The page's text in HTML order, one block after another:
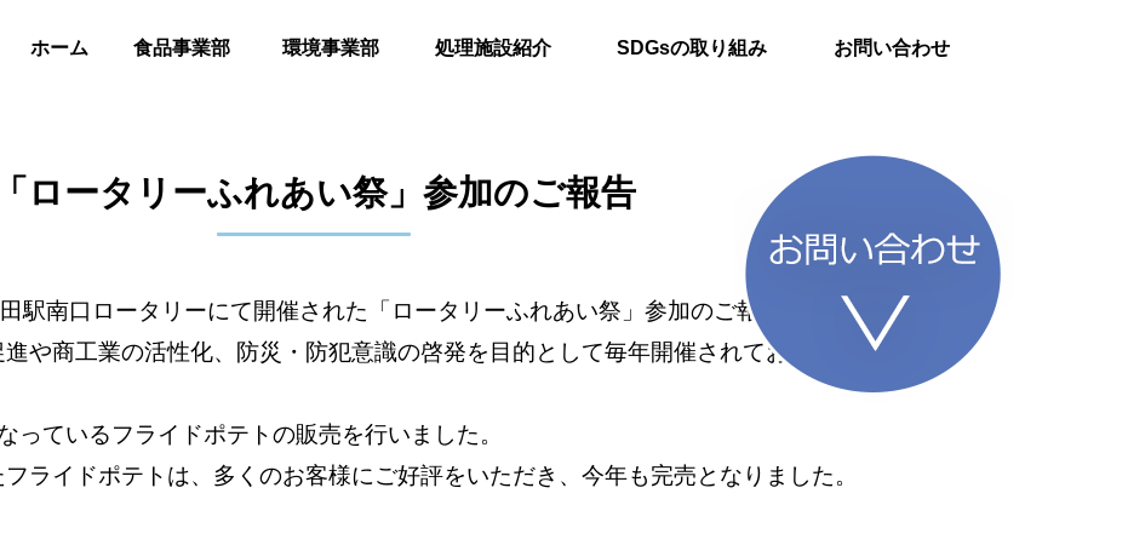
ホーム 食品事業部 環境事業部 処理施設紹介 SDGsの取り組み お問い合わせ
「ロータリーふれあい祭」参加のご報告
駅南口ロータリーにて開催された「ロータリーふれあい祭」参加のご報告をいたします。
や商工業の活性化、防災・防犯意識の啓発を目的として毎年開催されており、今年で18回
っているフライドポテトの販売を行いました。
ライドポテトは、多くのお客様にご好評をいただき、今年も完売となりました。